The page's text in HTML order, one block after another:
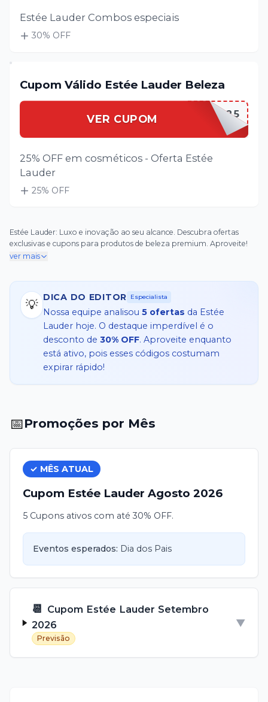
Estée Lauder Combos especiais
30% OFF
Cupom Válido Estée Lauder Beleza
VER CUPOMESTEELBELEZA25
25% OFF em cosméticos - Oferta Estée
Lauder
25% OFF
Estée Lauder: Luxo e inovação ao seu alcance. Descubra ofertas
exclusivas e cupons para produtos de beleza premium. Aproveite!
ver mais
💡
DICA DO EDITOR Especialista
Nossa equipe analisou 5ofertas da Estée
Lauderhoje. O destaque imperdível é o
desconto de 30% OFF. Aproveite enquanto
está ativo, pois esses códigos costumam
expirar rápido!
📅Promoções por Mês
✓ MÊS ATUAL
Cupom Estée Lauder Agosto 2026
5 Cupons ativos com até 30% OFF.
Eventos esperados: Dia dos Pais
📆 Cupom Estée Lauder Setembro
2026
Previsão
▼